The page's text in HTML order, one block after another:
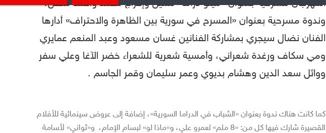
المهرجان مسرحية بعنوان «ميلو دراما» تمثيل وإخراج محمد وأحمد ملص،
وندوة مسرحية بعنوان «المسرح في سورية بين الظاهرة والاحتراف» أدارها
الفنان نضال سيجري بمشاركة الفنانين غسان مسعود وعبد المنعم عمايري
ومي سكاف ورغدة شعراني، وأمسية شعرية للشعراء خضر الآغا وعلي سفر
ووائل سعد الدين وهشام بديوي وعمر سليمان وقمر الجاسم .
كما كانت هناك ندوة بعنوان «الشباب في الدراما السورية»، إضافة إلى عروض سينمائية للأفلام
القصيرة شارك فيها كل من: «8 ملم» لعمرو علي، و«ماذا لو» لبسام الإمام، و«ثواني» لأسامة